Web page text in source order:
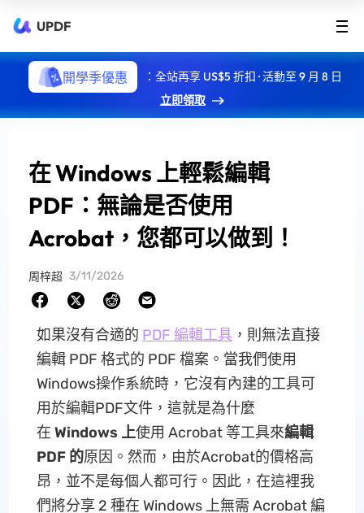
UPDF
開學季優惠
：全站再享 US$5 折扣 · 活動至 9 月 8 日
立即領取
在 Windows 上輕鬆編輯
PDF：無論是否使用
Acrobat，您都可以做到！
周梓超 3/11/2026
如果沒有合適的 PDF 編輯工具 ，則無法直接
編輯 PDF 格式的 PDF 檔案。當我們使用
Windows操作系統時，它沒有內建的工具可
用於編輯PDF文件，這就是為什麼
在 Windows 上使用 Acrobat 等工具來編輯
PDF 的原因。然而，由於Acrobat的價格高
昂，並不是每個人都可行。因此，在這裡我
們將分享 2 種在 Windows 上無需 Acrobat 編